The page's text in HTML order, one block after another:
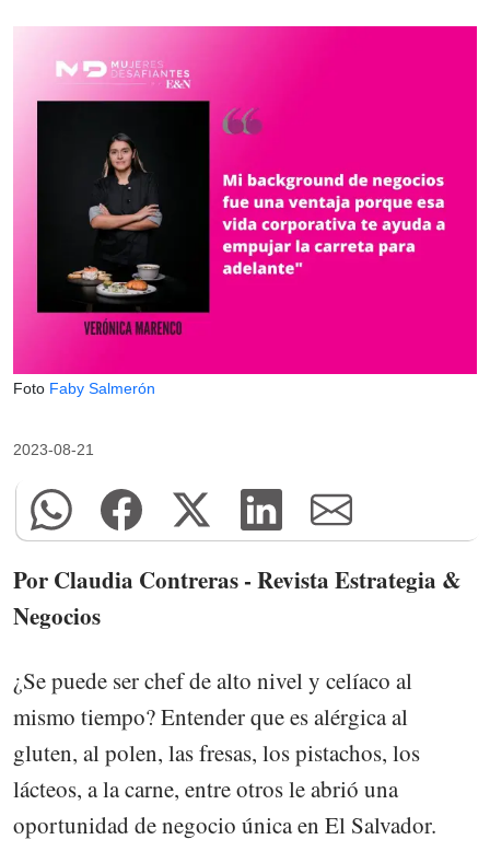
Foto Faby Salmerón
2023-08-21
Por Claudia Contreras - Revista Estrategia &
Negocios
¿Se puede ser chef de alto nivel y celíaco al
mismo tiempo? Entender que es alérgica al
gluten, al polen, las fresas, los pistachos, los
lácteos, a la carne, entre otros le abrió una
oportunidad de negocio única en El Salvador.